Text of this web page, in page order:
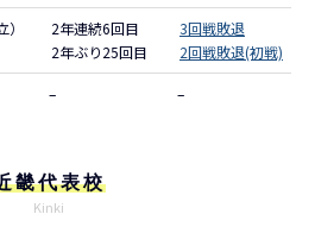
）
2年連続6回目
2年ぶり25回目
3回戦敗退
2回戦敗退(初戦)
– –
畿代表校
Kinki